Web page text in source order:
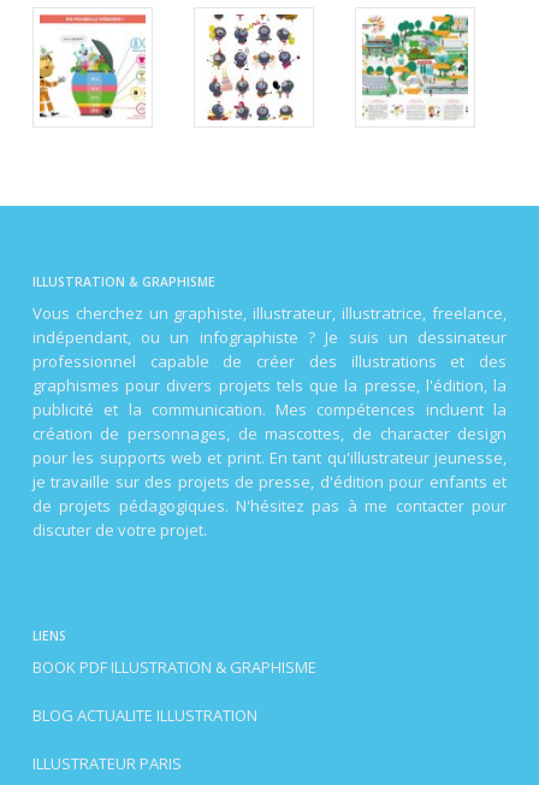
ILLUSTRATION & GRAPHISME
Vous cherchez un graphiste, illustrateur, illustratrice, freelance,
indépendant, ou un infographiste ? Je suis un dessinateur
professionnel capable de créer des illustrations et des
graphismes pour divers projets tels que la presse, l'édition, la
publicité et la communication. Mes compétences incluent la
création de personnages, de mascottes, de character design
pour les supports web et print. En tant qu'illustrateur jeunesse,
je travaille sur des projets de presse, d'édition pour enfants et
de projets pédagogiques. N'hésitez pas à me contacter pour
discuter de votre projet.
LIENS
BOOK PDF ILLUSTRATION & GRAPHISME
BLOG ACTUALITE ILLUSTRATION
ILLUSTRATEUR PARIS